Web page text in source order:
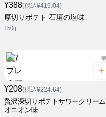
¥388(税込¥419.04)
厚切りポテト 石垣の塩味
150g
¥208(税込¥224.64)
贅沢深切りポテトサワークリーム
オニオン味